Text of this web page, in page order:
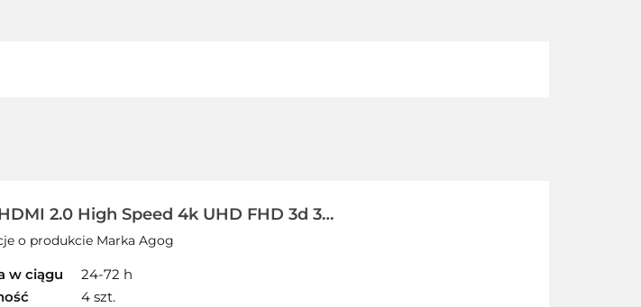
2.0 High Speed 4k UHD FHD 3d 3
o produkcie Marka Agog
w ciągu
24-72 h
4 szt.